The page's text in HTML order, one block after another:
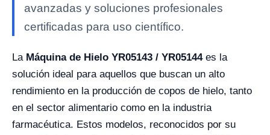
avanzadas y soluciones profesionales
certificadas para uso científico.
La Máquina de Hielo YR05143 / YR05144es la
solución ideal para aquellos que buscan un alto
rendimiento en la producción de copos de hielo, tanto
en el sector alimentario como en la industria
farmacéutica. Estos modelos, reconocidos por su